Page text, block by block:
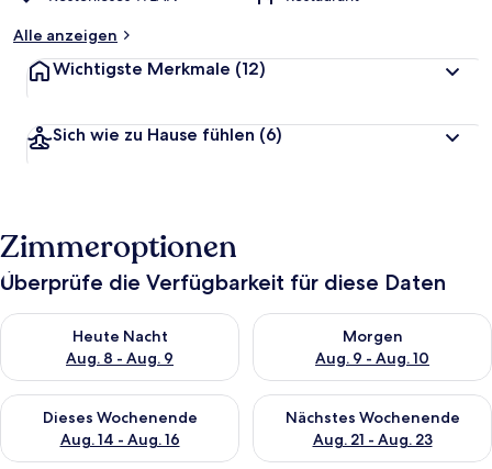
Alle anzeigen
Wichtigste Merkmale (12)
Sich wie zu Hause fühlen (6)
Zimmeroptionen
Überprüfe die Verfügbarkeit für diese Daten
Heute Nacht
Aug. 8 - Aug. 9
Überprüfe die Verfügbarkeit für heute Nacht, Aug. 8 - Aug. 9.
Morgen
Aug. 9 - Aug. 10
Überprüfe die Verfügbarkeit
Dieses Wochenende
Aug. 14 - Aug. 16
Überprüfe die Verfügbarkeit für dieses Wochenende, Aug. 14
Nächstes Wochenende
Aug. 21 - Aug. 23
Überprüfe die Verfügbarkeit